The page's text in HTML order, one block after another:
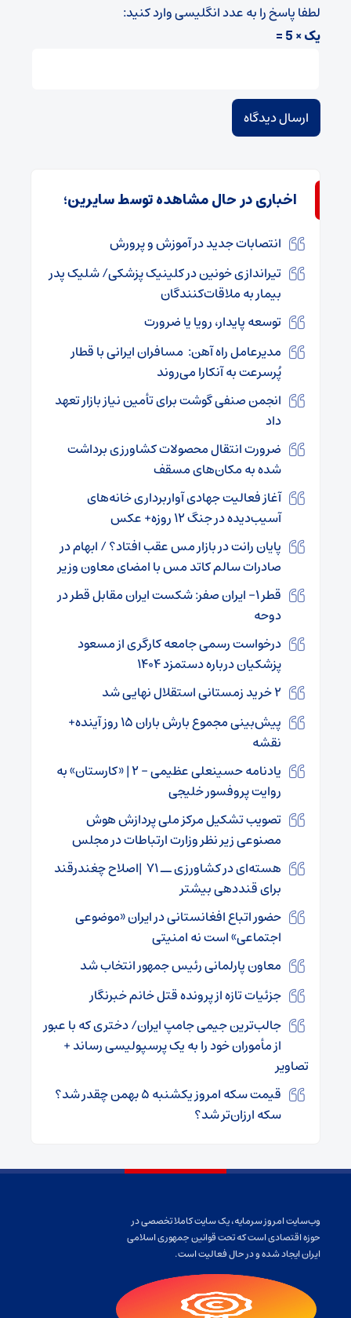
لطفا پاسخ را به عدد انگلیسی وارد کنید:
یک × 5 =
اخباری در حال مشاهده توسط سایرین؛
انتصابات جدید در آموزش و پرورش
تیراندازی خونین در کلینیک پزشکی/ شلیک پدر
بیمار به ملاقات‌کنندگان
توسعه پایدار، رویا یا ضرورت
مدیرعامل راه آهن: مسافران ایرانی با قطار
پُرسرعت به آنکارا می‌روند
انجمن صنفی گوشت برای تأمین نیاز بازار تعهد
داد
ضرورت انتقال محصولات کشاورزی برداشت
شده به مکان‌های مسقف
آغاز فعالیت جهادی آواربرداری خانه‌های
آسیب‌دیده در جنگ ۱۲ روزه+ عکس
پایان رانت در بازار مس عقب افتاد؟ / ابهام در
صادرات سالم کاتد مس با امضای معاون وزیر
قطر ۱- ایران صفر: شکست ایران مقابل قطر در
دوحه
درخواست رسمی جامعه کارگری از مسعود
پزشکیان درباره دستمزد ۱۴۰۴
۲ خرید زمستانی استقلال نهایی شد
پیش‌بینی مجموع بارش باران ۱۵ روز آینده+
نقشه
یادنامه حسینعلی عظیمی – ۲ | «کارستان» به
روایت پروفسور خلیجی
تصویب تشکیل مرکز ملی پردازش هوش
مصنوعی زیر نظر وزارت ارتباطات در مجلس
هسته‌ای در کشاورزی ــ ۷۱ |اصلاح چغندرقند
برای قنددهی بیشتر
حضور اتباع افغانستانی در ایران «موضوعی
اجتماعی» است نه امنیتی
معاون پارلمانی رئیس جمهور انتخاب شد
جزئیات تازه از پرونده قتل خانم خبرنگار
جالب‌ترین جیمی جامپ ایران/ دختری که با عبور
از مأموران خود را به یک پرسپولیسی رساند +
تصاویر
قیمت سکه امروز یکشنبه ۵ بهمن چقدر شد؟
سکه ارزان‌تر شد؟
وب‌سایت امروز سرمایه، یک سایت کاملا تخصصی در
حوزه اقتصادی است که تحت قوانین جمهوری اسلامی
ایران ایجاد شده و در حال فعالیت است.